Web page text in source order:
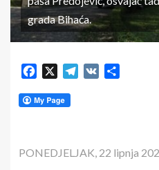
grada Bihaća.
Facebook Telegram
VK
PONEDJELJAK, 22 lipnja